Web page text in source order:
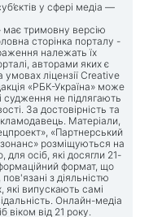
у сфері медіа —
має тримовну версію
сторінка порталу -
належать їх
авторами яких є
ліцензії Creative
«РБК-Україна» може
судження не підлягають
За достовірність та
Матеріали,
«Партнерський
розміщуються на
для осіб, які досягли 21-
формат, що
з діяльністю
які випускають самі
Онлайн-медіа
віком від 21 року.